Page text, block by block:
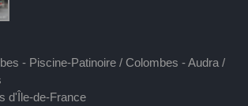
- Piscine-Patinoire / Colombes - Audra /
d'Île-de-France